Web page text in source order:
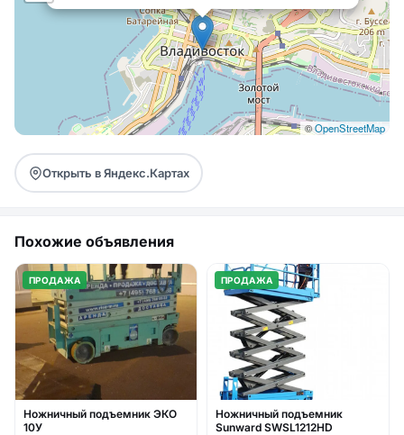
©OpenStreetMap
Открыть в Яндекс.Картах
Похожие объявления
ПРОДАЖА
Ножничный подъемник ЭКО
10У
ПРОДАЖА
Ножничный подъемник
Sunward SWSL1212HD